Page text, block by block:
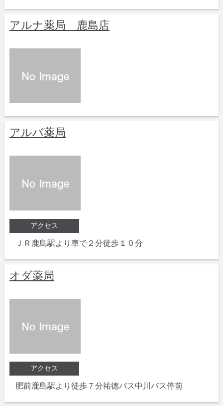
アルナ薬局 鹿島店
アルバ薬局
アクセス
ＪＲ鹿島駅より車で２分徒歩１０分
オダ薬局
アクセス
肥前鹿島駅より徒歩７分祐徳バス中川バス停前